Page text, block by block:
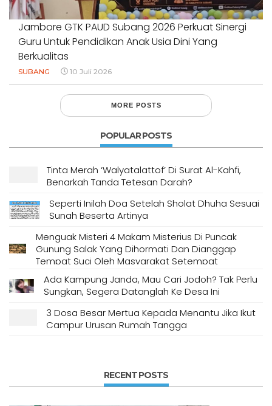
Jambore GTK PAUD Subang 2026 Perkuat Sinergi
Guru Untuk Pendidikan Anak Usia Dini Yang
Berkualitas
SUBANG 10 Juli 2026
MORE POSTS
POPULAR POSTS
Tinta Merah ‘Walyatalattof’ Di Surat Al-Kahfi,
Benarkah Tanda Tetesan Darah?
Seperti Inilah Doa Setelah Sholat Dhuha Sesuai
Sunah Beserta Artinya
Menguak Misteri 4 Makam Misterius Di Puncak
Gunung Salak Yang Dihormati Dan Dianggap
Tempat Suci Oleh Masyarakat Setempat
Ada Kampung Janda, Mau Cari Jodoh? Tak Perlu
Sungkan, Segera Datanglah Ke Desa Ini
3 Dosa Besar Mertua Kepada Menantu Jika Ikut
Campur Urusan Rumah Tangga
RECENT POSTS